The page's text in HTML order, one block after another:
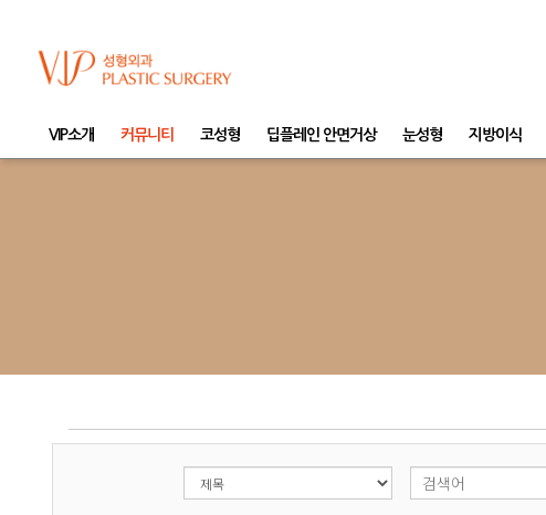
VIP소개 커뮤니티 코성형 딥플레인 안면거상 눈성형 지방이식